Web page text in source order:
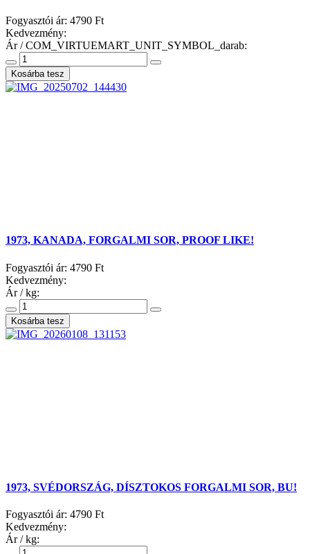
Fogyasztói ár: 4790 Ft
Kedvezmény:
Ár / COM_VIRTUEMART_UNIT_SYMBOL_darab:
1973, KANADA, FORGALMI SOR, PROOF LIKE!
Fogyasztói ár: 4790 Ft
Kedvezmény:
Ár / kg:
1973, SVÉDORSZÁG, DÍSZTOKOS FORGALMI SOR, BU!
Fogyasztói ár: 4790 Ft
Kedvezmény:
Ár / kg: